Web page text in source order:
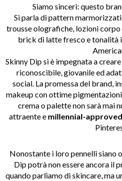
Siamo sinceri: questo
Si parla di pattern
trousse olografiche, lozioni
brick di latte fresco e tonalità
Skinny Dip si è impegnata a
riconoscibile, giovanile ed
social. La promessa del brand,
makeup con ottime
crema o palette non sarà mai
attraente e millennial-approved
Nonostante i loro pennelli siano
Dip potrà non essere ancora il
quando parliamo di skincare, ma